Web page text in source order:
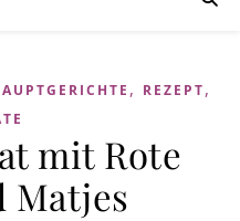
, REZEPT,
mit Rote
Matjes